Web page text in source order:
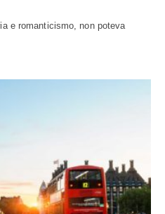
e romanticismo, non poteva